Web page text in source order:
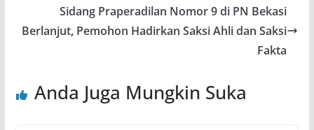
Sidang Praperadilan Nomor 9 di PN Bekasi
Berlanjut, Pemohon Hadirkan Saksi Ahli dan Saksi
Fakta
Anda Juga Mungkin Suka